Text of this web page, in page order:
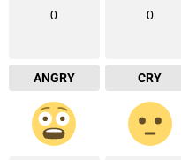
0
ANGRY
0
CRY